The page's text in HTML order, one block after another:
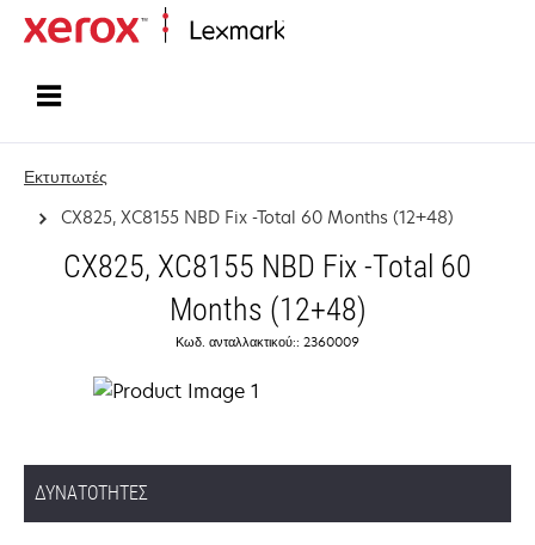
Εκτυπωτές
CX825, XC8155 NBD Fix -Total 60 Months (12+48)
CX825, XC8155 NBD Fix -Total 60
Months (12+48)
Κωδ. ανταλλακτικού:: 2360009
ΔΥΝΑΤΌΤΗΤΕΣ